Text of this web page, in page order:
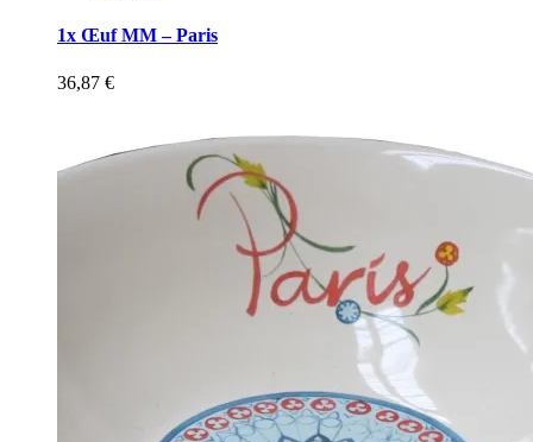
1x Œuf MM – Paris
36,87 €